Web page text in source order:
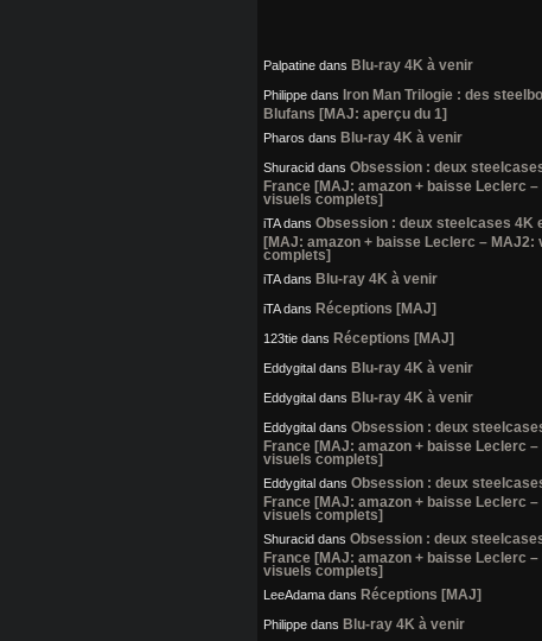
Palpatine dans Blu-ray 4K à venir
Philippe dans Iron Man Trilogie : des
Blufans [MAJ: aperçu du 1]
Pharos dans Blu-ray 4K à venir
Shuracid dans Obsession : deux
France [MAJ: amazon + baisse Leclerc –
visuels complets]
iTAdans Obsession : deux steelcases 4K
[MAJ: amazon + baisse Leclerc – MAJ2:
complets]
iTAdans Blu-ray 4K à venir
iTAdans Réceptions [MAJ]
123tie dans Réceptions [MAJ]
Eddygital dans Blu-ray 4K à venir
Eddygital dans Blu-ray 4K à venir
Eddygital dans Obsession : deux
France [MAJ: amazon + baisse Leclerc –
visuels complets]
Eddygital dans Obsession : deux
France [MAJ: amazon + baisse Leclerc –
visuels complets]
Shuracid dans Obsession : deux
France [MAJ: amazon + baisse Leclerc –
visuels complets]
LeeAdama dans Réceptions [MAJ]
Philippe dans Blu-ray 4K à venir